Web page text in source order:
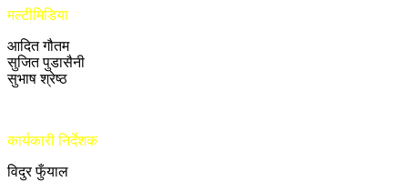
मल्टीमिडिया
आदित गौतम
सुजित पुडासैनी
सुभाष श्रेष्ठ
कार्यकारी निर्देशक
विदुर फुँयाल